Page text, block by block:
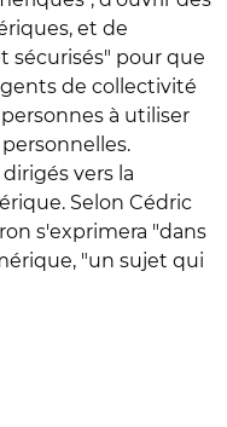
et de
sécurisés" pour que
de collectivité
à utiliser
vers la
Selon Cédric
s'exprimera "dans
"un sujet qui